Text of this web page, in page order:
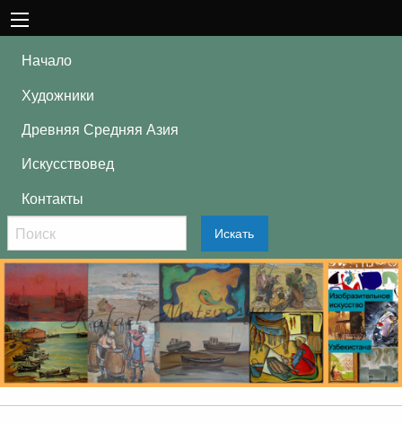
Начало
Художники
Древняя Средняя Азия
Искусствовед
Контакты
Искать